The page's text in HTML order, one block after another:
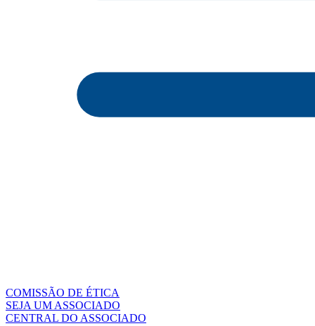
COMISSÃO DE ÉTICA
SEJA UM ASSOCIADO
CENTRAL DO ASSOCIADO